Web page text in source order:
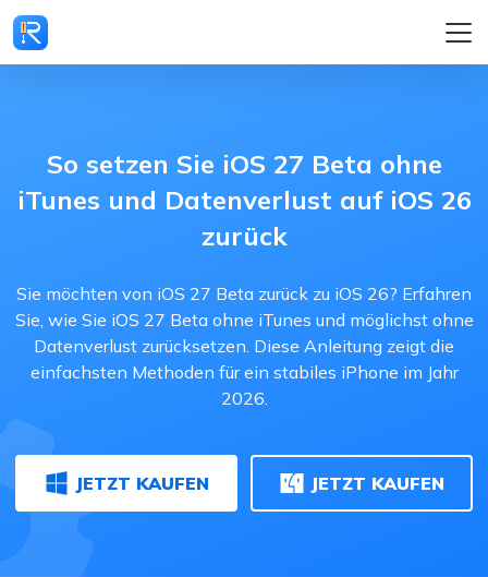
So setzen Sie iOS 27 Beta ohne
iTunes und Datenverlust auf iOS 26
zurück
Sie möchten von iOS 27 Beta zurück zu iOS 26? Erfahren
Sie, wie Sie iOS 27 Beta ohne iTunes und möglichst ohne
Datenverlust zurücksetzen. Diese Anleitung zeigt die
einfachsten Methoden für ein stabiles iPhone im Jahr
2026.
JETZT KAUFEN JETZT KAUFEN